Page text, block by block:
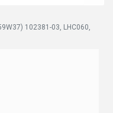
102381-03, LHC060,